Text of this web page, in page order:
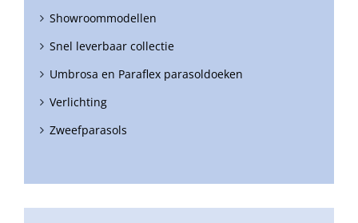
Showroommodellen
Snel leverbaar collectie
Umbrosa en Paraflex parasoldoeken
Verlichting
Zweefparasols